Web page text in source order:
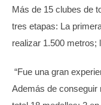
Más de 15 clubes de
tres etapas: La
realizar 1.500 metros;
“Fue una gran
Además de conseguir